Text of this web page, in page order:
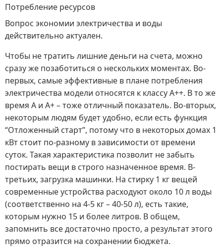
Потребление ресурсов
Вопрос экономии электричества и воды
действительно актуален.
Чтобы не тратить лишние деньги на счета, можно
сразу же позаботиться о нескольких моментах. Во-
первых, самые эффективные в плане потребления
электричества модели относятся к классу A++. В то же
время A и A+ – тоже отличный показатель. Во-вторых,
некоторым людям будет удобно, если есть функция
“Отложенный старт”, потому что в некоторых домах 1
кВт стоит по-разному в зависимости от времени
суток. Такая характеристика позволит не забыть
постирать вещи в строго назначенное время. В-
третьих, загрузка машинки. На стирку 1 кг вещей
современные устройства расходуют около 10 л воды
(соответственно на 4-5 кг – 40-50 л), есть такие,
которым нужно 15 и более литров. В общем,
запомнить все достаточно просто, а результат этого
прямо отразится на сохранении бюджета.